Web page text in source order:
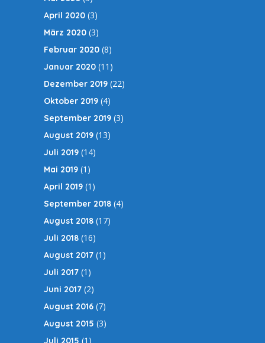
April 2020 (3)
März 2020 (3)
Februar 2020 (8)
Januar 2020 (11)
Dezember 2019 (22)
Oktober 2019 (4)
September 2019 (3)
August 2019 (13)
Juli 2019 (14)
Mai 2019 (1)
April 2019 (1)
September 2018 (4)
August 2018 (17)
Juli 2018 (16)
August 2017 (1)
Juli 2017 (1)
Juni 2017 (2)
August 2016 (7)
August 2015 (3)
Juli 2015 (1)